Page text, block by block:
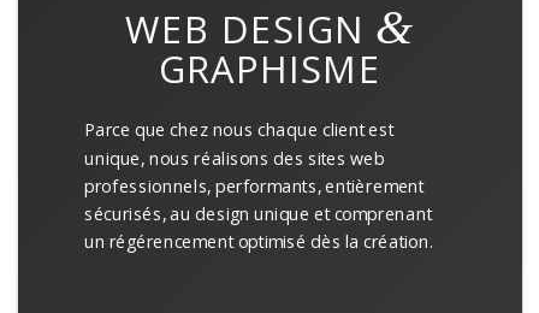
WEB DESIGN &
GRAPHISME
Parce que chez nous chaque client est
unique, nous réalisons des sites web
professionnels, performants, entièrement
sécurisés, au design unique et comprenant
un régérencement optimisé dès la création.